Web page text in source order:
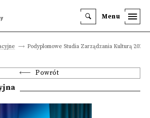
Menu
Podyplomowe Studia Zarządzania Kulturą 2020/
Powrót